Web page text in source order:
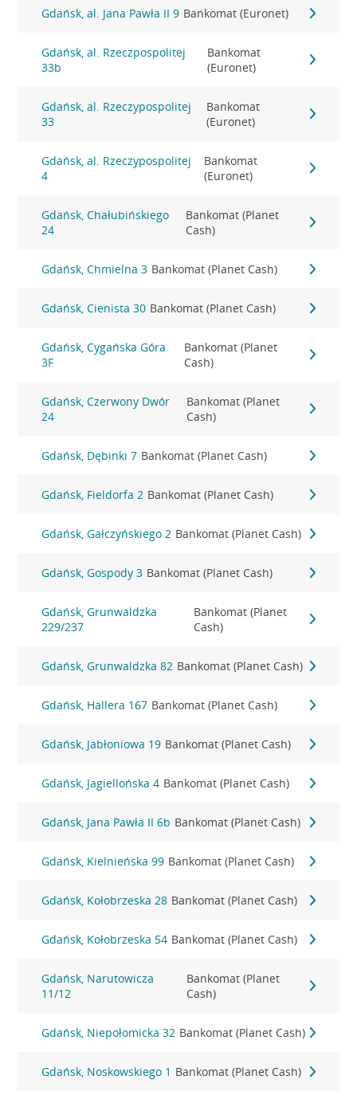
Gdańsk, al. Jana Pawła II 9 Bankomat (Euronet)
Gdańsk, al. Rzeczpospolitej
33b
Bankomat
(Euronet)
Gdańsk, al. Rzeczypospolitej
33
Bankomat
(Euronet)
Gdańsk, al. Rzeczypospolitej
4
Bankomat
(Euronet)
Gdańsk, Chałubińskiego
24
Bankomat (Planet
Cash)
Gdańsk, Chmielna 3 Bankomat (Planet Cash)
Gdańsk, Cienista 30 Bankomat (Planet Cash)
Gdańsk, Cygańska Góra
3F
Bankomat (Planet
Cash)
Gdańsk, Czerwony Dwór
24
Bankomat (Planet
Cash)
Gdańsk, Dębinki 7 Bankomat (Planet Cash)
Gdańsk, Fieldorfa 2 Bankomat (Planet Cash)
Gdańsk, Gałczyńskiego 2 Bankomat (Planet Cash)
Gdańsk, Gospody 3 Bankomat (Planet Cash)
Gdańsk, Grunwaldzka
229/237
Bankomat (Planet
Cash)
Gdańsk, Grunwaldzka 82 Bankomat (Planet Cash)
Gdańsk, Hallera 167 Bankomat (Planet Cash)
Gdańsk, Jabłoniowa 19 Bankomat (Planet Cash)
Gdańsk, Jagiellońska 4 Bankomat (Planet Cash)
Gdańsk, Jana Pawła II 6b Bankomat (Planet Cash)
Gdańsk, Kielnieńska 99 Bankomat (Planet Cash)
Gdańsk, Kołobrzeska 28 Bankomat (Planet Cash)
Gdańsk, Kołobrzeska 54 Bankomat (Planet Cash)
Gdańsk, Narutowicza
11/12
Bankomat (Planet
Cash)
Gdańsk, Niepołomicka 32 Bankomat (Planet Cash)
Gdańsk, Noskowskiego 1 Bankomat (Planet Cash)